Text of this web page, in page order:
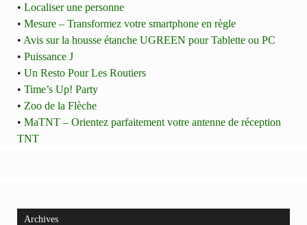
• Localiser une personne
• Mesure – Transformez votre smartphone en règle
• Avis sur la housse étanche UGREEN pour Tablette ou PC
• Puissance J
• Un Resto Pour Les Routiers
• Time’s Up! Party
• Zoo de la Flèche
• MaTNT – Orientez parfaitement votre antenne de réception
TNT
Archives